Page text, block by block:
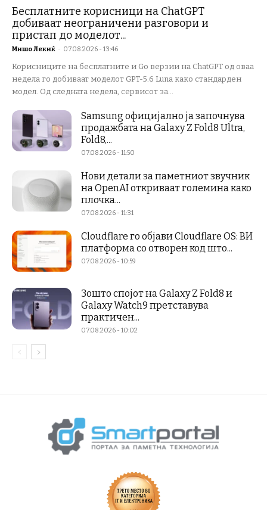
Бесплатните корисници на ChatGPT
добиваат неограничени разговори и
пристап до моделот...
Мишо Лекиќ - 07.08.2026 - 13:46
Корисниците на бесплатните и Go верзии на ChatGPT од оваа
недела го добиваат моделот GPT-5.6 Luna како стандарден
модел. Од следната недела, сервисот за...
Samsung официјално ја започнува
продажбата на Galaxy Z Fold8 Ultra,
Fold8,...
07.08.2026 - 11:50
Нови детали за паметниот звучник
на OpenAI откриваат големина како
плочка...
07.08.2026 - 11:31
Cloudflare го објави Cloudflare OS: ВИ
платформа со отворен код што...
07.08.2026 - 10:59
Зошто спојот на Galaxy Z Fold8 и
Galaxy Watch9 претставува
практичен...
07.08.2026 - 10:02